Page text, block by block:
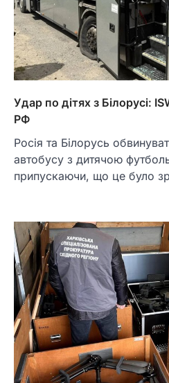
Удар по дітях з Білорусі:
РФ
Росія та Білорусь
автобусу з дитячою
припускаючи, що це було